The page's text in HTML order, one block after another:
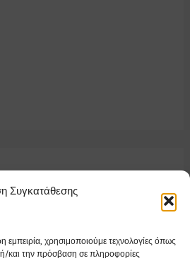
Συγκατάθεσης
εμπειρία, χρησιμοποιούμε τεχνολογίες όπως
και την πρόσβαση σε πληροφορίες